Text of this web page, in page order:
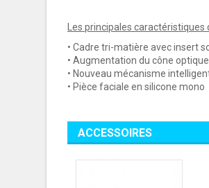
Les principales
• Cadre tri-matière avec insert
• Augmentation du cône
• Nouveau mécanisme
• Pièce faciale en silicone mono
ACCESSOIRES